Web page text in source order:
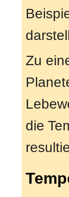
Zu
die